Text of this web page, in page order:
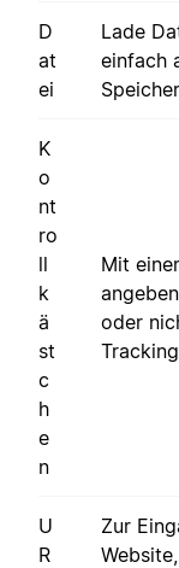
D
at
ei
Lade
einfach
K
o
nt
ro
ll
k
ä
st
c
h
e
n
Mit
oder
U
R
Zur